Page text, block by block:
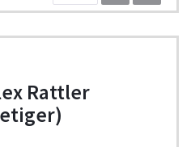
Rattler